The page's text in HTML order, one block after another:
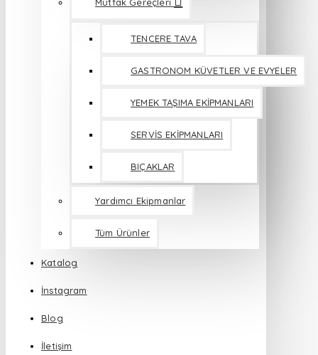
TENCERE TAVA
GASTRONOM KÜVETLER VE EVYELER
YEMEK TAŞIMA EKİPMANLARI
SERVİS EKİPMANLARI
BIÇAKLAR
Yardımcı Ekipmanlar
Tüm Ürünler
Katalog
İnstagram
Blog
İletişim